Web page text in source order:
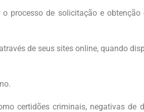
processo de solicitação e obtenção
de seus sites online, quando
certidões criminais, negativas de